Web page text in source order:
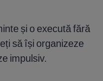
și o execută fără
să își organizeze
impulsiv.